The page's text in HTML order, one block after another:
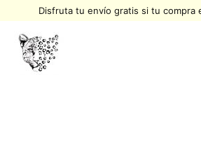
al
contenido
Disfruta tu envío gratis si tu compra